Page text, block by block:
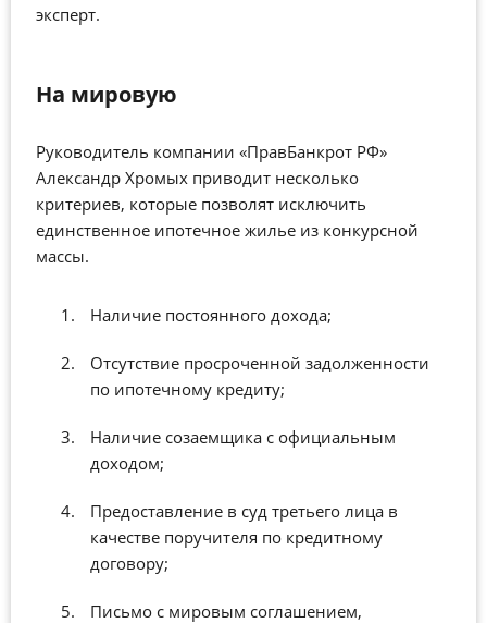
эксперт.
На мировую
Руководитель компании «ПравБанкрот РФ»
Александр Хромых приводит несколько
критериев, которые позволят исключить
единственное ипотечное жилье из конкурсной
массы.
Наличие постоянного дохода;
Отсутствие просроченной задолженности
по ипотечному кредиту;
Наличие созаемщика с официальным
доходом;
Предоставление в суд третьего лица в
качестве поручителя по кредитному
договору;
Письмо с мировым соглашением,